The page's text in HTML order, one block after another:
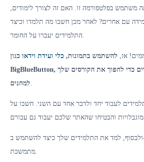
משתמש בפלטפורמה זו. האם זה לצורך לימודים,
עם אחרים? לאחר מכן חשבו מה תלמדו וכיצד
אז, להשתמש בתמונות, כלי ועידת וידאו כגון
BigBlueButton, וחידונים אינטראקטיביים כדי להפוך את הקורסים שלך
למהנים
לעבוד יחד ולדבר אחד עם השני. חשבו על
ולבסוף, למד את התלמידים שלך כיצד להשתמש ב-Moodle ולספק תמיכה